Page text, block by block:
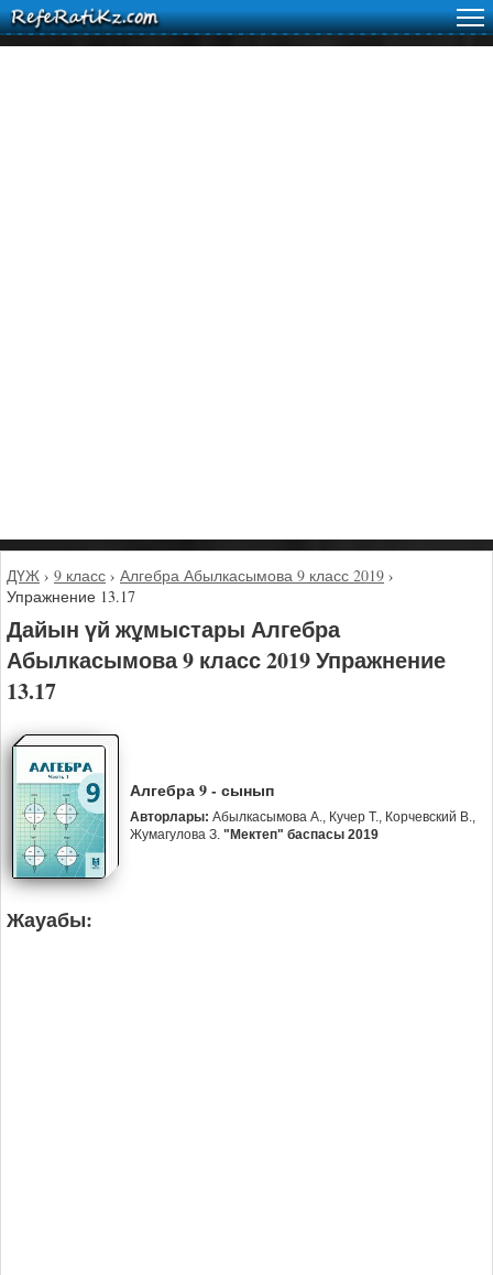
ДҮЖ › 9 класс › Алгебра Абылкасымова 9 класс 2019 ›
Упражнение 13.17
Дайын үй жұмыстары Алгебра
Абылкасымова 9 класс 2019 Упражнение
13.17
Алгебра 9 - сынып
Авторлары: Абылкасымова А., Кучер Т., Корчевский В.,
Жумагулова З. "Мектеп" баспасы 2019
Жауабы: